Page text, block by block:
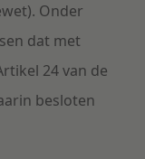
Onder
dat met
24 van de
besloten